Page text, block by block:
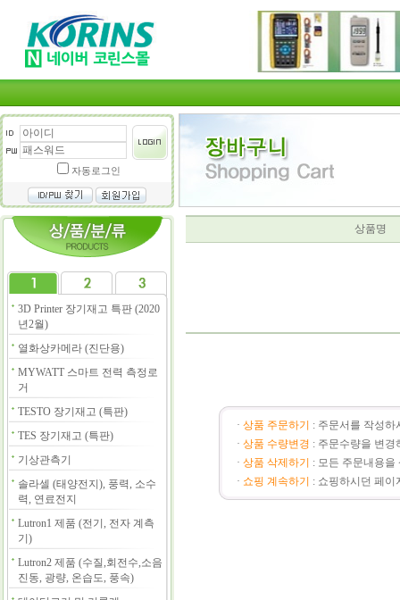
자동로그인
3D Printer 장기재고 특판 (2020
년2월)
열화상카메라 (진단용)
MYWATT 스마트 전력 측정로
거
TESTO 장기재고 (특판)
TES 장기재고 (특판)
기상관측기
솔라셀 (태양전지), 풍력, 소수
력, 연료전지
Lutron1 제품 (전기, 전자 계측
기)
Lutron2 제품 (수질,회전수,소음
진동, 광량, 온습도, 풍속)
상품명
· 상품 주문하기
: 주문서를 작성하
· 상품 수량변경 : 주문수량을 변
· 상품 삭제하기
: 모든 주문내용을
· 쇼핑 계속하기 : 쇼핑하시던 페이